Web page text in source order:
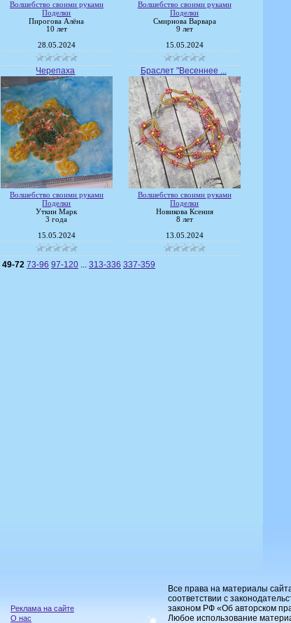
Волшебство своими руками
Поделки
Пирогова Алёна
10 лет
28.05.2024
Волшебство своими руками
Поделки
Смирнова Варвара
9 лет
15.05.2024
Черепаха
Волшебство своими руками
Поделки
Уткин Марк
3 года
15.05.2024
Браслет "Весеннее ...
Волшебство своими руками
Поделки
Новикова Ксения
8 лет
13.05.2024
49-72 73-96 97-120 ... 313-336 337-359
Реклама на сайте
О нас
Все права на материалы
соответствии с
законом РФ «Об авторском
Любое использование